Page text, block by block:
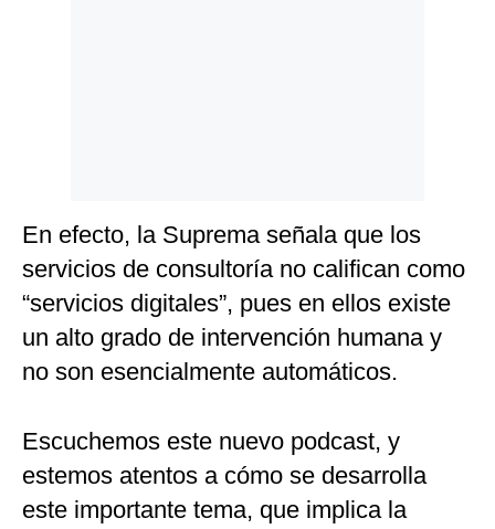
En efecto, la Suprema señala que los
servicios de consultoría no califican como
“servicios digitales”, pues en ellos existe
un alto grado de intervención humana y
no son esencialmente automáticos.
Escuchemos este nuevo podcast, y
estemos atentos a cómo se desarrolla
este importante tema, que implica la